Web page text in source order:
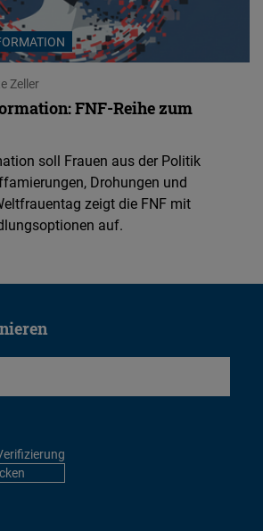
Zeller
FNF-Reihe zum
soll Frauen aus der Politik
Drohungen und
zeigt die FNF mit
auf.